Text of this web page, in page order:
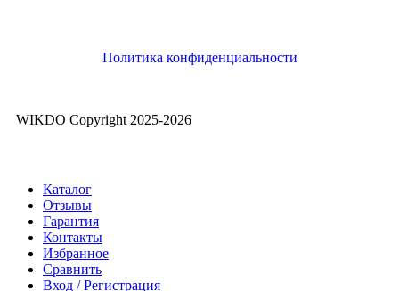
Политика конфиденциальности
WIKDO Copyright 2025-2026
Каталог
Отзывы
Гарантия
Контакты
Избранное
Сравнить
Вход / Регистрация